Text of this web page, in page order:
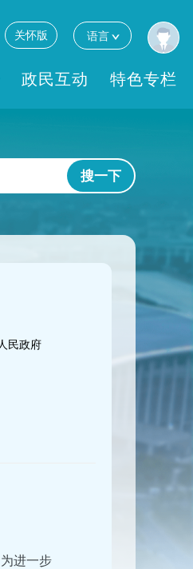
关怀版 语言
政民互动 特色专栏
搜一下
民政府
进一步